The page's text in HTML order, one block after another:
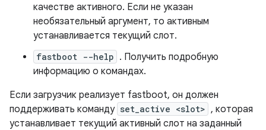
качестве активного. Если не указан
необязательный аргумент, то активным
устанавливается текущий слот.
fastboot --help . Получить подробную
информацию о командах.
Если загрузчик реализует fastboot, он должен
поддерживать команду set_active <slot> , которая
устанавливает текущий активный слот на заданный